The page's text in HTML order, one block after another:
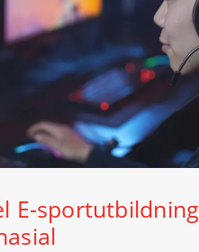
E-sportutbildning